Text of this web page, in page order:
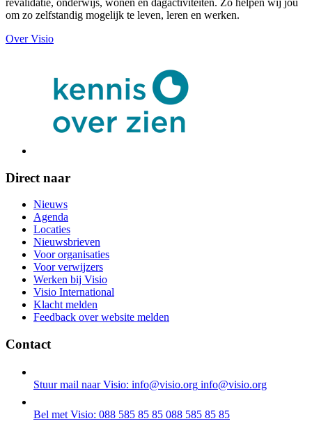
revalidatie, onderwijs, wonen en dagactiviteiten. Zo helpen wij jou
om zo zelfstandig mogelijk te leven, leren en werken.
Over Visio
Direct naar
Nieuws
Agenda
Locaties
Nieuwsbrieven
Voor organisaties
Voor verwijzers
Werken bij Visio
Visio International
Klacht melden
Feedback over website melden
Contact
Stuur mail naar Visio: info@visio.org info@visio.org
Bel met Visio: 088 585 85 85 088 585 85 85